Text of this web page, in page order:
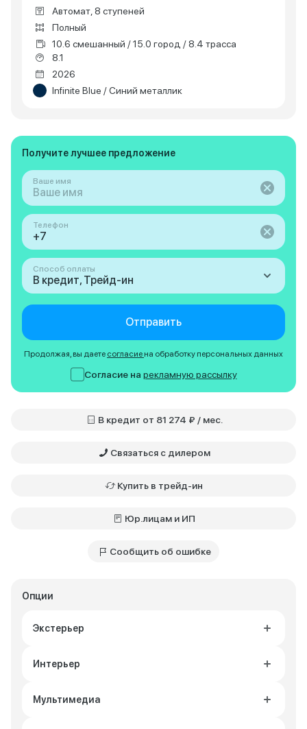
Автомат, 8 ступеней
Полный
10.6 смешанный / 15.0 город / 8.4 трасса
8.1
2026
Infinite Blue / Синий металлик
Опции
Экстерьер
Интерьер
Мультимедиа
Получите лучшее предложение
Ваше имя
Телефон
Способ оплаты
В кредит, Трейд-ин
Отправить
Продолжая, вы даете согласие на обработку персональных данных
Согласие на рекламную рассылку
В кредит от 81 274 ₽ / мес.
Связаться с дилером
Купить в трейд-ин
Юр.лицам и ИП
Сообщить об ошибке